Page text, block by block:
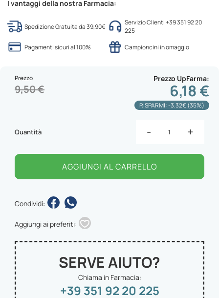
I vantaggi della nostra Farmacia:
Spedizione Gratuita da 39,90€
Servizio Clienti +39 351 92 20
225
Pagamenti sicuri al 100%
Campioncini in omaggio
Prezzo UpFarma
6,18 €
Prezzo
9,50 €
RISPARMI: -3.32€ (35%)
Quantità - +
AGGIUNGI AL CARRELLO
Condividi:
Aggiungi ai preferiti:
SERVE AIUTO?
Chiama in Farmacia:
+39 351 92 20 225